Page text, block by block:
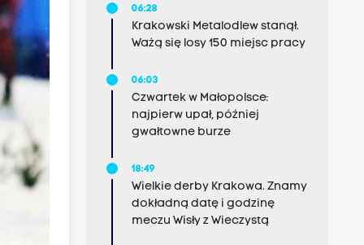
06:28
Krakowski Metalodlew stanął.
Ważą się losy 150 miejsc pracy
06:03
Czwartek w Małopolsce:
najpierw upał, później
gwałtowne burze
18:49
Wielkie derby Krakowa. Znamy
dokładną datę i godzinę
meczu Wisły z Wieczystą